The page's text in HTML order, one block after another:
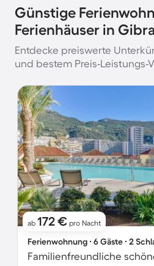
Günstige
Ferienhäuser in
Entdecke preiswerte
und bestem Preis-Leistungs-
ab 172 € pro Nacht
Ferienwohnung ∙ 6 Gäste ∙ 2